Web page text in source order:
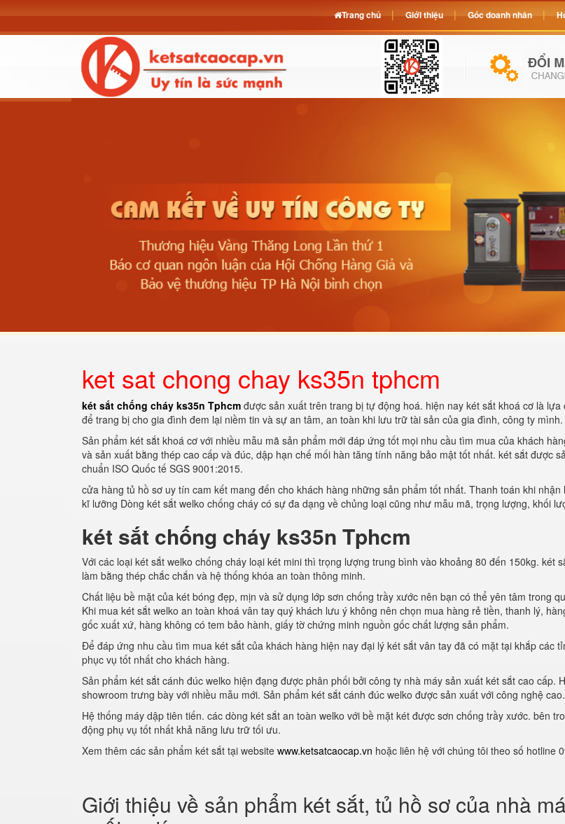
ket sat chong chay ks35n tphcm
két sắt chống cháy ks35n Tphcm được sản xuất trên trang bị tự động hoá. hiện nay két sắt khoá cơ là lựa
để trang bị cho gia đình đem lại niềm tin và sự an tâm, an toàn khi lưu trữ tài sản của gia đình, công ty mình.
Sản phẩm két sắt khoá cơ với nhiều mẫu mã sản phẩm mới đáp ứng tốt mọi nhu cầu tìm mua của khách
và sản xuất bằng thép cao cấp và đúc, dập hạn chế mối hàn tăng tính năng bảo mật tốt nhất. két sắt được
chuẩn ISO Quốc tế SGS 9001:2015.
cửa hàng tủ hồ sơ uy tín cam kết mang đến cho khách hàng những sản phẩm tốt nhất. Thanh toán khi nhận
kĩ lưỡng Dòng két sắt welko chống cháy có sự đa dạng về chủng loại cũng như mẫu mã, trọng lượng, khối
két sắt chống cháy ks35n Tphcm
Với các loại két sắt welko chống cháy loại két mini thì trọng lượng trung bình vào khoảng 80 đến 150kg. két
làm bằng thép chắc chắn và hệ thống khóa an toàn thông minh.
Chất liệu bề mặt của két bóng đẹp, mịn và sử dụng lớp sơn chống trầy xước nên bạn có thể yên tâm trong
Khi mua két sắt welko an toàn khoá vân tay quý khách lưu ý không nên chọn mua hàng rẻ tiền, thanh lý,
gốc xuất xứ, hàng không có tem bảo hành, giấy tờ chứng minh nguồn gốc chất lượng sản phẩm.
Để đáp ứng nhu cầu tìm mua két sắt của khách hàng hiện nay đại lý két sắt vân tay đã có mặt tại khắp các
phục vụ tốt nhất cho khách hàng.
Sản phẩm két sắt cánh đúc welko hiện đạng được phân phối bởi công ty nhà máy sản xuất két sắt cao cấp.
showroom trưng bày với nhiều mẫu mới. Sản phẩm két sắt cánh đúc welko được sản xuất với công nghệ cao.
Hệ thống máy dập tiên tiến. các dòng két sắt an toàn welko với bề mặt két được sơn chống trầy xước. bên
động phụ vụ tốt nhất khả năng lưu trữ tối ưu.
Xem thêm các sản phẩm két sắt tại website www.ketsatcaocap.vn hoặc liên hệ với chúng tôi theo số hotline
Giới thiệu về sản phẩm két sắt, tủ hồ sơ của nhà
Trang chủ Giới thiệu Góc doanh nhân